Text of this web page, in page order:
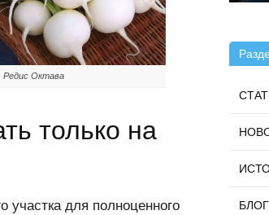
Редис Октава
только на
участка для полноценного